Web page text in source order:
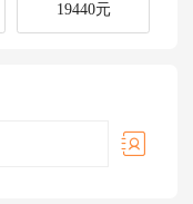
19440元